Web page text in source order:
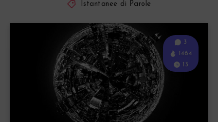
Istantanee di Parole
3
1464
13